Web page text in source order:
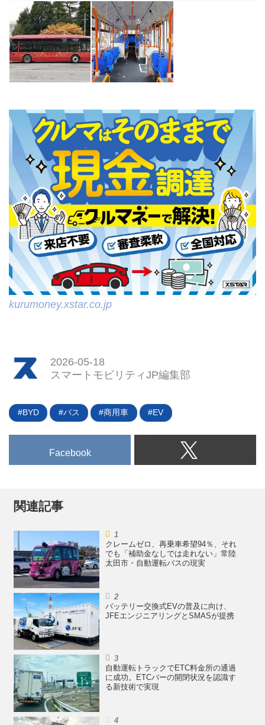
kurumoney.xstar.co.jp
2026-05-18
スマートモビリティJP編集部
BYD バス 商用車 EV
Facebook
関連記事
クレームゼロ、再乗車希望94％、それ
でも「補助金なしでは走れない」常陸
太田市・自動運転バスの現実
バッテリー交換式EVの普及に向け、
JFEエンジニアリングとSMASが提携
自動運転トラックでETC料金所の通過
に成功。ETCバーの開閉状況を認識す
る新技術で実現